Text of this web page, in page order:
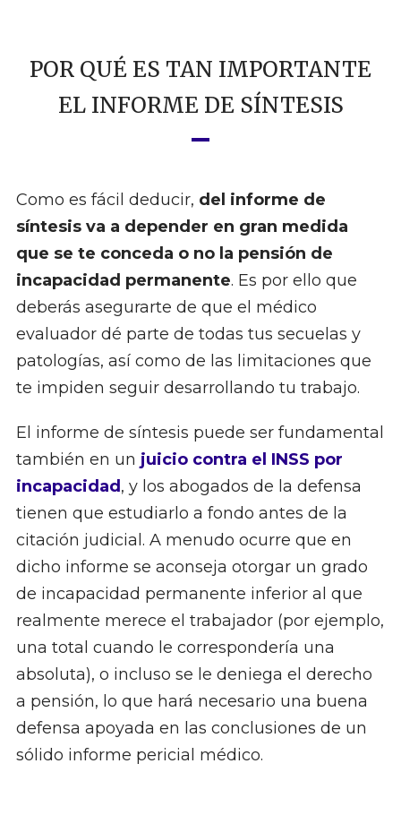
POR QUÉ ES TAN IMPORTANTE
EL INFORME DE SÍNTESIS
Como es fácil deducir, del informe de
síntesis va a depender en gran medida
que se te conceda o no la pensión de
incapacidad permanente. Es por ello que
deberás asegurarte de que el médico
evaluador dé parte de todas tus secuelas y
patologías, así como de las limitaciones que
te impiden seguir desarrollando tu trabajo.
El informe de síntesis puede ser fundamental
también en un juicio contra el INSS por
incapacidad , y los abogados de la defensa
tienen que estudiarlo a fondo antes de la
citación judicial. A menudo ocurre que en
dicho informe se aconseja otorgar un grado
de incapacidad permanente inferior al que
realmente merece el trabajador (por ejemplo,
una total cuando le correspondería una
absoluta), o incluso se le deniega el derecho
a pensión, lo que hará necesario una buena
defensa apoyada en las conclusiones de un
sólido informe pericial médico.